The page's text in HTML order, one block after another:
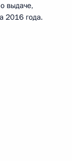
выдаче,
2016 года.